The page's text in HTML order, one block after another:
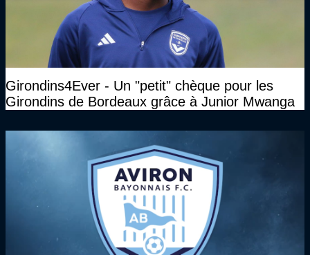
Girondins4Ever - Un "petit" chèque pour les
Girondins de Bordeaux grâce à Junior Mwanga